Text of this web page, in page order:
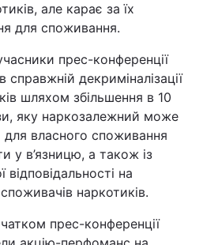
але карає за їх
для споживання.
прес-конференції
декриміналізації
шляхом збільшення в 10
яку наркозалежний може
для власного споживання
у в’язницю, а також із
на
наркотиків.
прес-конференції